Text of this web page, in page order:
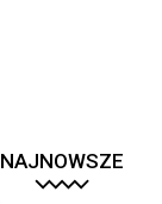
NAJNOWSZE